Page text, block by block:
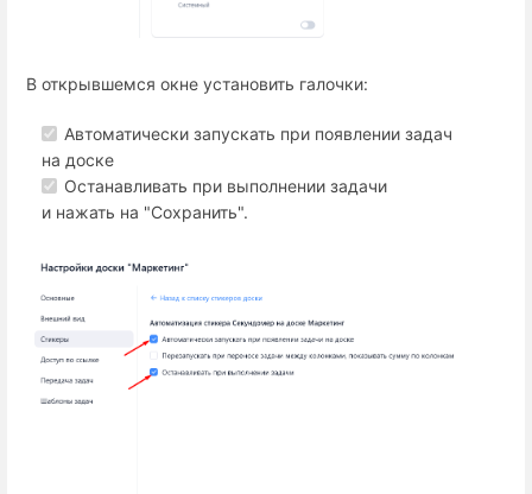
В открывшемся окне установить галочки:
Автоматически запускать при появлении задач
на доске
Останавливать при выполнении задачи
и нажать на "Сохранить".